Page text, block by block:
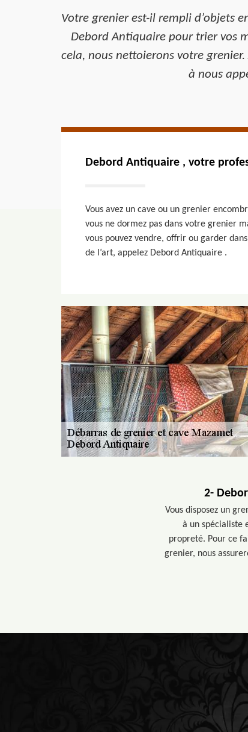
Votre grenier est-il rempli d’objets
Debord Antiquaire pour trier vos
cela, nous nettoierons votre
à nous
Debord Antiquaire , votre
Vous avez un cave ou un grenier
vous ne dormez pas dans votre grenier
vous pouvez vendre, offrir ou garder
de l’art, appelez Debord Antiquaire .
2-
Vous disposez un
à un spécialiste
propreté. Pour ce
grenier, nous